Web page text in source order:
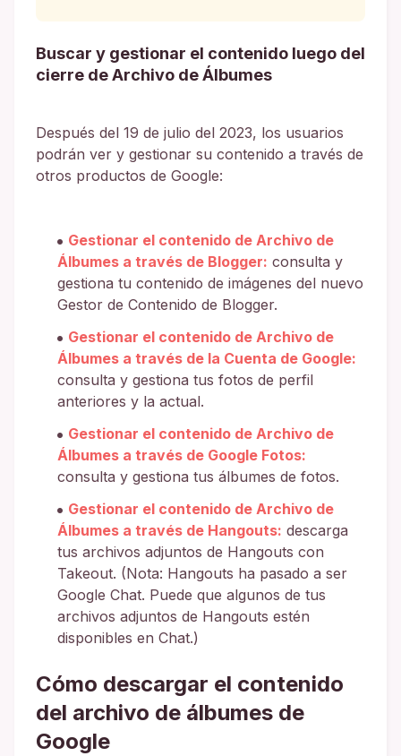
Buscar y gestionar el contenido luego del
cierre de Archivo de Álbumes
Después del 19 de julio del 2023, los usuarios
podrán ver y gestionar su contenido a través de
otros productos de Google:
Gestionar el contenido de Archivo de
Álbumes a través de Blogger: consulta y
gestiona tu contenido de imágenes del nuevo
Gestor de Contenido de Blogger.
Gestionar el contenido de Archivo de
Álbumes a través de la Cuenta de Google:
consulta y gestiona tus fotos de perfil
anteriores y la actual.
Gestionar el contenido de Archivo de
Álbumes a través de Google Fotos:
consulta y gestiona tus álbumes de fotos.
Gestionar el contenido de Archivo de
Álbumes a través de Hangouts: descarga
tus archivos adjuntos de Hangouts con
Takeout. (Nota: Hangouts ha pasado a ser
Google Chat. Puede que algunos de tus
archivos adjuntos de Hangouts estén
disponibles en Chat.)
Cómo descargar el contenido
del archivo de álbumes de
Google